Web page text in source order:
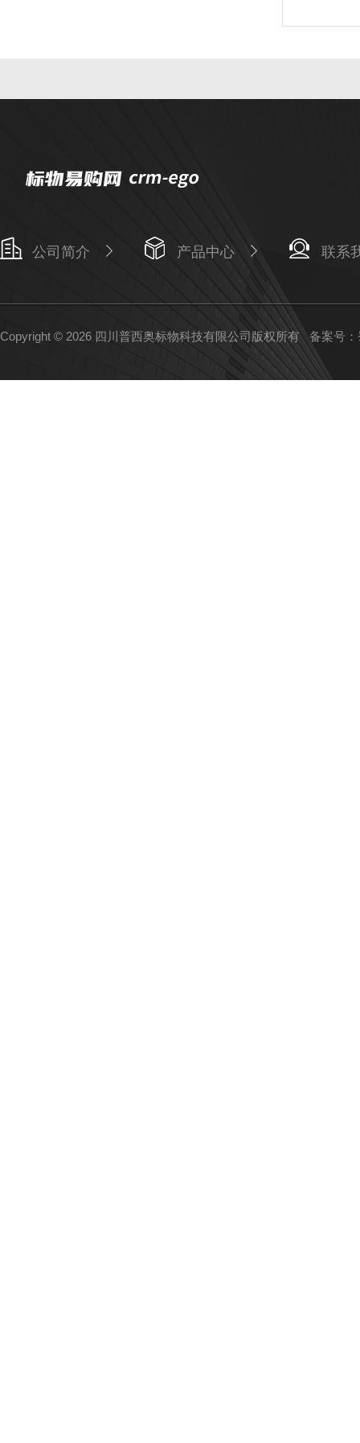
公司简介 产品中心 联系
Copyright © 2026 四川普西奥标物科技有限公司版权所有 备案号：